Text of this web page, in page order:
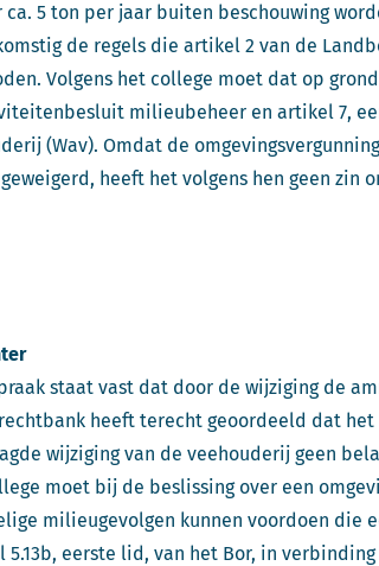
5 ton per jaar buiten beschouwing
de regels die artikel 2 van de
Volgens het college moet dat op grond
milieubeheer en artikel 7,
(Wav). Omdat de
heeft het volgens hen geen zin
staat vast dat door de wijziging de
heeft terecht geoordeeld dat
wijziging van de veehouderij geen
moet bij de beslissing over een
milieugevolgen kunnen voordoen die
eerste lid, van het Bor, in verbinding